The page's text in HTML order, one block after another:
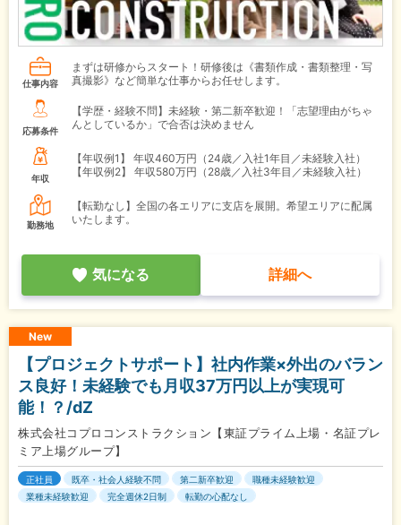
仕事内容
まずは研修からスタート！研修後は《書類作成・書類整理・写
真撮影》など簡単な仕事からお任せします。
応募条件
【学歴・経験不問】未経験・第二新卒歓迎！「志望理由がちゃ
んとしているか」で合否は決めません
年収
【年収例1】
年収460万円（24歳／入社1年目／未経験入社）
【年収例2】
年収580万円（28歳／入社3年目／未経験入社）
勤務地
【転勤なし】全国の各エリアに支店を展開。希望エリアに配属
いたします。
気になる 詳細へ
New
【プロジェクトサポート】社内作業×外出のバラン
ス良好！未経験でも月収37万円以上が実現可
能！？/dZ
株式会社コプロコンストラクション【東証プライム上場・名証プレ
ミア上場グループ】
正社員 既卒・社会人経験不問 第二新卒歓迎
職種未経験歓迎
業種未経験歓迎
完全週休2日制 転勤の心配なし